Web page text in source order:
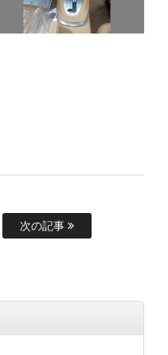
次の記事